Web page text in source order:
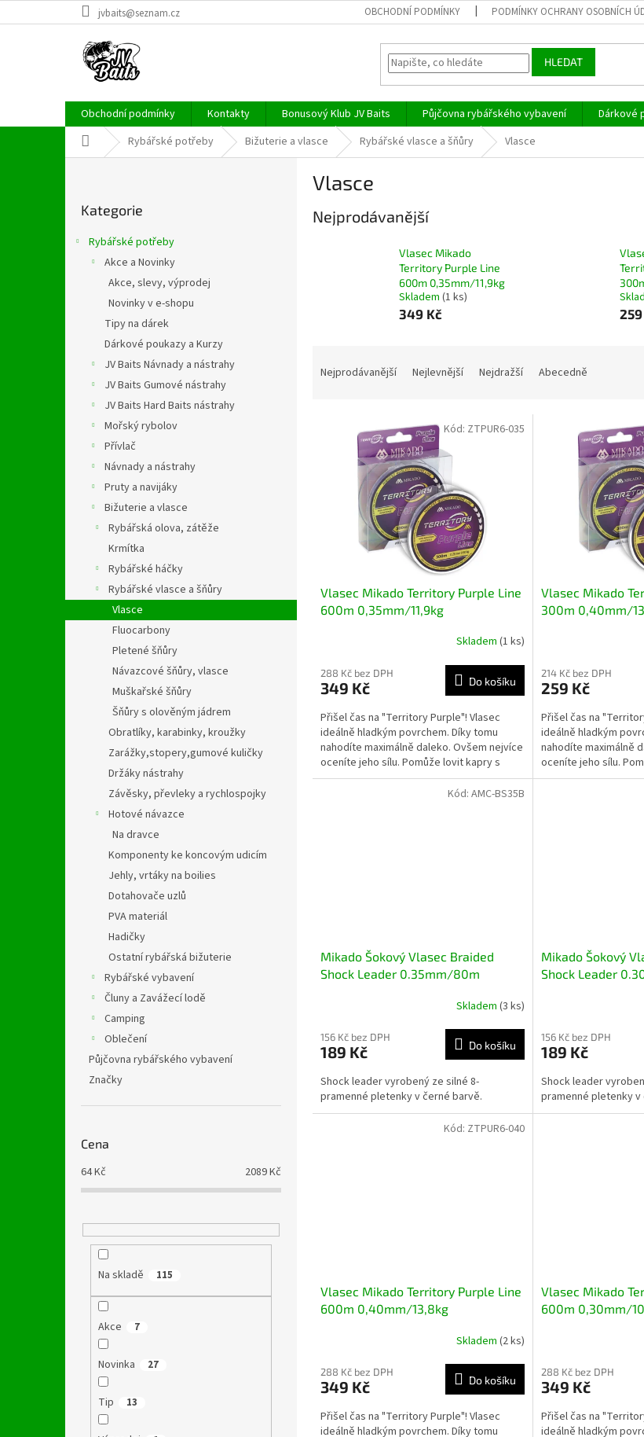
na
jvbaits@seznam.cz OBCHODNÍ PODMÍNKY PODMÍNKY OCHRANY OSOBNÍCH
HLEDAT
Obchodní podmínky Kontakty Bonusový Klub JV Baits Půjčovna rybářského vybavení Dárkové
Domů Rybářské potřeby Bižuterie a vlasce Rybářské vlasce a šňůry Vlasce
kategorie
Kategorie
Rybářské potřeby
Akce a Novinky
Akce, slevy, výprodej
Novinky v e-shopu
Tipy na dárek
Dárkové poukazy a Kurzy
JV Baits Návnady a nástrahy
JV Baits Gumové nástrahy
JV Baits Hard Baits nástrahy
Mořský rybolov
Přívlač
Návnady a nástrahy
Pruty a navijáky
Bižuterie a vlasce
Rybářská olova, zátěže
Krmítka
Rybářské háčky
Rybářské vlasce a šňůry
Vlasce
Fluocarbony
Pletené šňůry
Návazcové šňůry, vlasce
Muškařské šňůry
Šňůry s olověným jádrem
Obratlíky, karabinky, kroužky
Zarážky,stopery,gumové kuličky
Držáky nástrahy
Závěsky, převleky a rychlospojky
Hotové návazce
Na dravce
Komponenty ke koncovým udicím
Jehly, vrtáky na boilies
Dotahovače uzlů
PVA materiál
Hadičky
Ostatní rybářská bižuterie
Rybářské vybavení
Čluny a Zavážecí lodě
Camping
Oblečení
Půjčovna rybářského vybavení
Značky
Cena
64Kč 2089Kč
Na skladě 115
Akce 7
Novinka 27
Tip 13
Vlasce
Nejprodávanější
Vlasec Mikado
Territory Purple Line
600m 0,35mm/11,9kg
Skladem (1 ks)
349 Kč
Nejprodávanější Nejlevnější Nejdražší Abecedně
Vlasec Mikado Territory Purple Line
600m 0,35mm/11,9kg
Skladem (1 ks)
288 Kč bez DPH
349 Kč Do košíku
Přišel čas na "Territory Purple"! Vlasec
ideálně hladkým povrchem. Díky tomu
nahodíte maximálně daleko. Ovšem nejvíce
oceníte jeho sílu. Pomůže lovit kapry s
hmotností vyšší než...
Kód: ZTPUR6-035
Vlasec Mikado
300m 0,40mm/
214 Kč bez DPH
259 Kč
Přišel čas na
ideálně hladkým
nahodíte maximálně
oceníte jeho sílu.
hmotností vyšší než...
Mikado Šokový Vlasec Braided
Shock Leader 0.35mm/80m
Skladem (3 ks)
156 Kč bez DPH
189 Kč Do košíku
Shock leader vyrobený ze silné 8-
pramenné pletenky v černé barvě.
Kód: AMC-BS35B
Mikado Šokový
Shock Leader
156 Kč bez DPH
189 Kč
Shock leader
pramenné pletenky v
Vlasec Mikado Territory Purple Line
600m 0,40mm/13,8kg
Skladem (2 ks)
288 Kč bez DPH
349 Kč Do košíku
Přišel čas na "Territory Purple"! Vlasec
ideálně hladkým povrchem. Díky tomu
Kód: ZTPUR6-040
Vlasec Mikado
600m 0,30mm/
288 Kč bez DPH
349 Kč
Přišel čas na
ideálně hladkým